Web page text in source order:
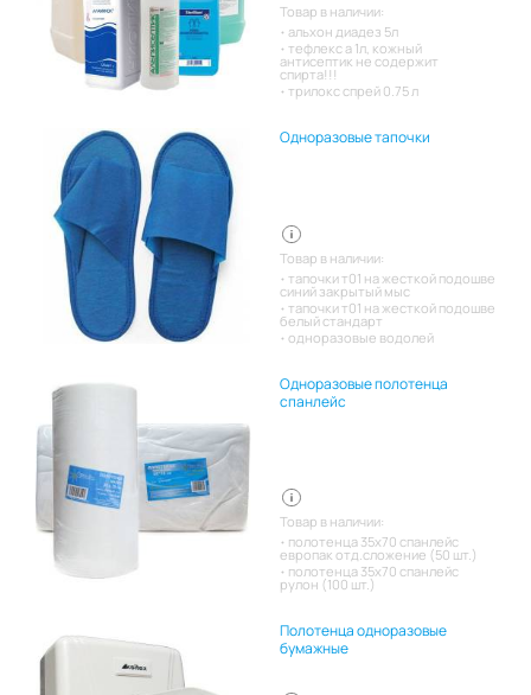
Товар в наличии:
альхон диадез 5л
тефлекс а 1л, кожный
антисептик не содержит
спирта!!!
трилокс спрей 0.75 л
Одноразовые тапочки
Товар в наличии:
тапочки т01 на жесткой подошве
синий закрытый мыс
тапочки т01 на жесткой подошве
белый стандарт
одноразовые водолей
Одноразовые полотенца
спанлейс
Товар в наличии:
полотенца 35х70 спанлейс
европак отд.сложение (50 шт.)
полотенца 35х70 спанлейс
рулон (100 шт.)
Полотенца одноразовые
бумажные